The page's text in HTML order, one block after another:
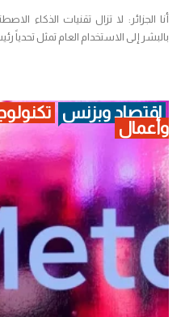
أنا الجزائر: لا تزال تقنيات الذكاء
بالبشر إلى الاستخدام العام تمثل تحدياً
اقتصاد وبزنس
وأعمال